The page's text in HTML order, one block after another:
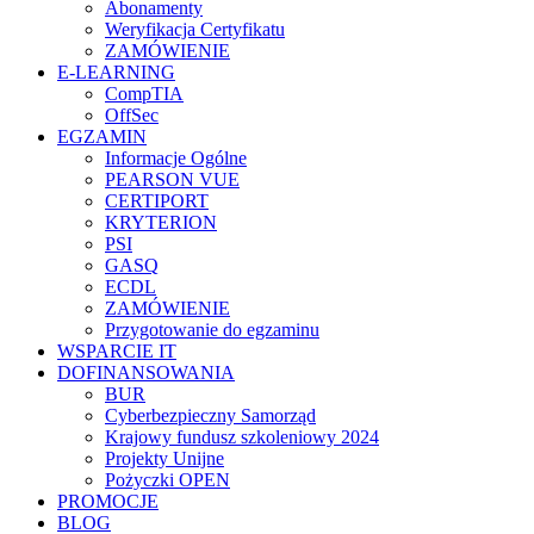
Abonamenty
Weryfikacja Certyfikatu
ZAMÓWIENIE
E-LEARNING
CompTIA
OffSec
EGZAMIN
Informacje Ogólne
PEARSON VUE
CERTIPORT
KRYTERION
PSI
GASQ
ECDL
ZAMÓWIENIE
Przygotowanie do egzaminu
WSPARCIE IT
DOFINANSOWANIA
BUR
Cyberbezpieczny Samorząd
Krajowy fundusz szkoleniowy 2024
Projekty Unijne
Pożyczki OPEN
PROMOCJE
BLOG